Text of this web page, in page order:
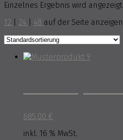
Einzelnes Ergebnis wird angezeigt
12
24 48 auf der Seite anzeigen
685,00 €
inkl. 16 % MwSt.